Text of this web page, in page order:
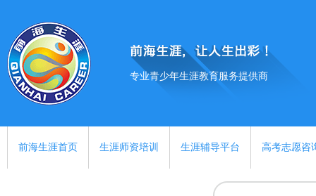
专业青少年生涯教育服务提供商
前海生涯首页 生涯师资培训 生涯辅导平台 高考志愿咨